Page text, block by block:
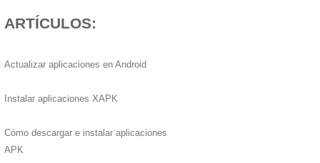
ARTÍCULOS:
Actualizar aplicaciones en Android
Instalar aplicaciones XAPK
Cómo descargar e instalar aplicaciones
APK